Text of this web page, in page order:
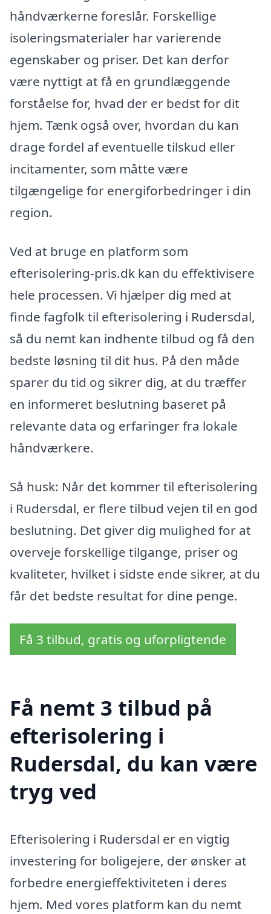
håndværkerne foreslår. Forskellige
isoleringsmaterialer har varierende
egenskaber og priser. Det kan derfor
være nyttigt at få en grundlæggende
forståelse for, hvad der er bedst for dit
hjem. Tænk også over, hvordan du kan
drage fordel af eventuelle tilskud eller
incitamenter, som måtte være
tilgængelige for energiforbedringer i din
region.
Ved at bruge en platform som
efterisolering-pris.dk kan du effektivisere
hele processen. Vi hjælper dig med at
finde fagfolk til efterisolering i Rudersdal,
så du nemt kan indhente tilbud og få den
bedste løsning til dit hus. På den måde
sparer du tid og sikrer dig, at du træffer
en informeret beslutning baseret på
relevante data og erfaringer fra lokale
håndværkere.
Så husk: Når det kommer til efterisolering
i Rudersdal, er flere tilbud vejen til en god
beslutning. Det giver dig mulighed for at
overveje forskellige tilgange, priser og
kvaliteter, hvilket i sidste ende sikrer, at du
får det bedste resultat for dine penge.
Få 3 tilbud, gratis og uforpligtende
Få nemt 3 tilbud på
efterisolering i
Rudersdal, du kan være
tryg ved
Efterisolering i Rudersdal er en vigtig
investering for boligejere, der ønsker at
forbedre energieffektiviteten i deres
hjem. Med vores platform kan du nemt